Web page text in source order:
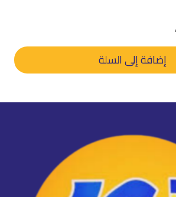
الحالي
هو:
د.م. 45,00.
إضافة إلى السلة